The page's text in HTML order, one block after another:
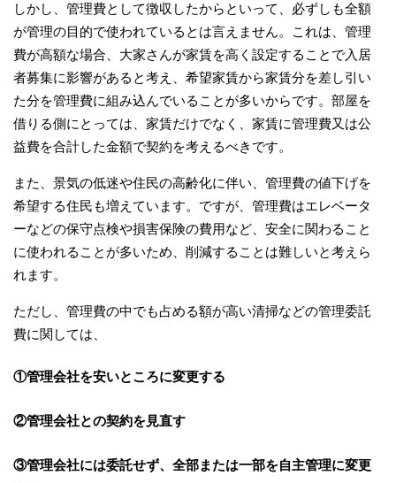
しかし、管理費として徴収したからといって、必ずしも全額
が管理の目的で使われているとは言えません。これは、管理
費が高額な場合、大家さんが家賃を高く設定することで入居
者募集に影響があると考え、希望家賃から家賃分を差し引い
た分を管理費に組み込んでいることが多いからです。部屋を
借りる側にとっては、家賃だけでなく、家賃に管理費又は公
益費を合計した金額で契約を考えるべきです。
また、景気の低迷や住民の高齢化に伴い、管理費の値下げを
希望する住民も増えています。ですが、管理費はエレベータ
ーなどの保守点検や損害保険の費用など、安全に関わること
に使われることが多いため、削減することは難しいと考えら
れます。
ただし、管理費の中でも占める額が高い清掃などの管理委託
費に関しては、
①管理会社を安いところに変更する
②管理会社との契約を見直す
③管理会社には委託せず、全部または一部を自主管理に変更